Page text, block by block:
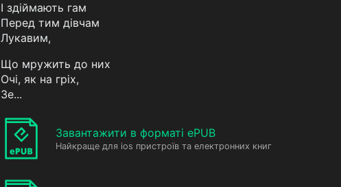
I здіймають гам
Перед тим дівчам
Лукавим,
Що мружить до них
Очі, як на гріх,
Зе...
Завантажити в форматі ePUB
Найкраще для ios пристроїв та електронних книг